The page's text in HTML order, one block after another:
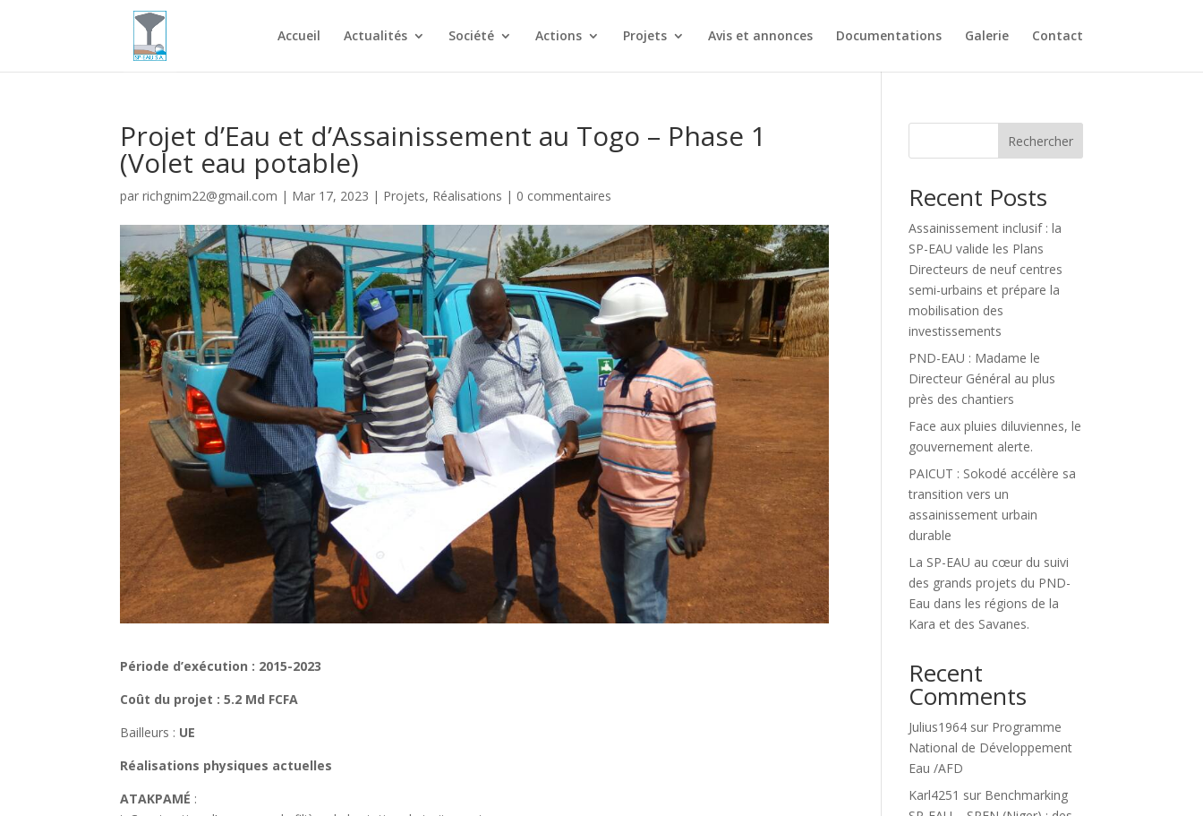
Accueil Actualités Société Actions Projets Avis et annonces Documentations Galerie Contact
Projet d’Eau et d’Assainissement au Togo – Phase 1
(Volet eau potable)
parrichgnim22@gmail.com | Mar 17, 2023 | Projets, Réalisations | 0 commentaires
Période d’exécution : 2015-2023
Coût du projet : 5.2 Md FCFA
Bailleurs : UE
Réalisations physiques actuelles
ATAKPAMÉ :
Rechercher
Recent Posts
Assainissement inclusif : la
SP-EAU valide les Plans
Directeurs de neuf centres
semi-urbains et prépare la
mobilisation des
investissements
PND-EAU : Madame le
Directeur Général au plus
près des chantiers
Face aux pluies diluviennes, le
gouvernement alerte.
PAICUT : Sokodé accélère sa
transition vers un
assainissement urbain
durable
La SP-EAU au cœur du suivi
des grands projets du PND-
Eau dans les régions de la
Kara et des Savanes.
Recent
Comments
Julius1964 sur Programme
National de Développement
Eau /AFD
Karl4251 sur Benchmarking